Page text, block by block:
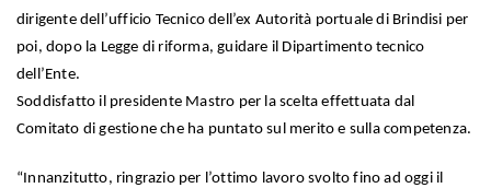
dirigente dell’ufficio Tecnico dell’ex Autorità portuale di Brindisi per
poi, dopo la Legge di riforma, guidare il Dipartimento tecnico
dell’Ente.
Soddisfatto il presidente Mastro per la scelta effettuata dal
Comitato di gestione che ha puntato sul merito e sulla competenza.
“Innanzitutto, ringrazio per l’ottimo lavoro svolto fino ad oggi il